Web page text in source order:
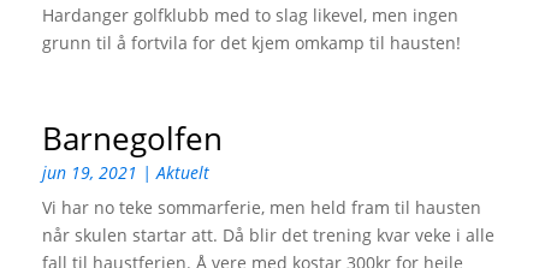
Hardanger golfklubb med to slag likevel, men ingen
grunn til å fortvila for det kjem omkamp til hausten!
Barnegolfen
jun 19, 2021 |Aktuelt
Vi har no teke sommarferie, men held fram til hausten
når skulen startar att. Då blir det trening kvar veke i alle
fall til haustferien. Å vere med kostar 300kr for heile